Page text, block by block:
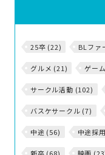
25卒 (22) BLファ
グルメ (21) ゲー
サークル活動 (102)
バスケサークル (7)
中途 (56) 中途採